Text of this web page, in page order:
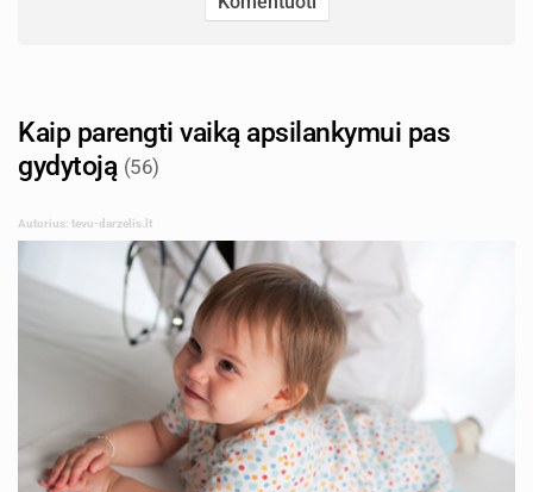
Kaip parengti vaiką apsilankymui pas
gydytoją (56)
Autorius: tevu-darzelis.lt